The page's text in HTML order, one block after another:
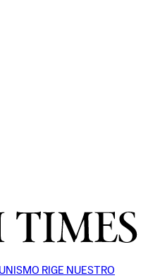
RIGE NUESTRO